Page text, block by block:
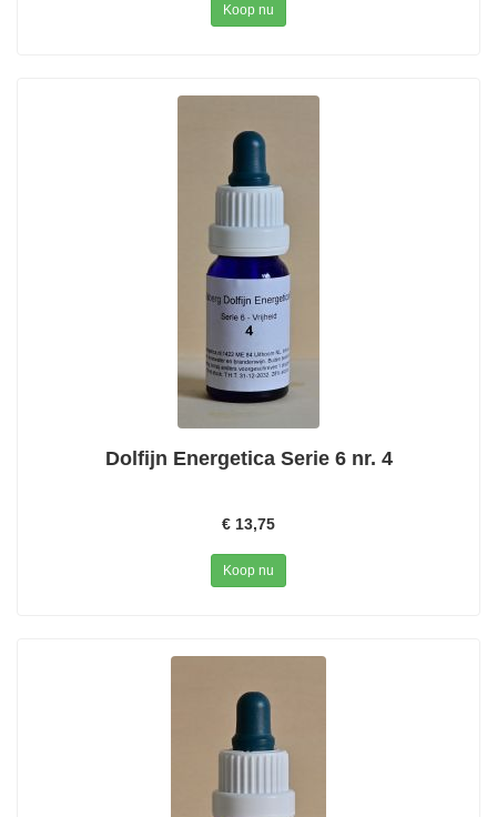
Koop nu
Dolfijn Energetica Serie 6 nr. 4
€ 13,75
Koop nu